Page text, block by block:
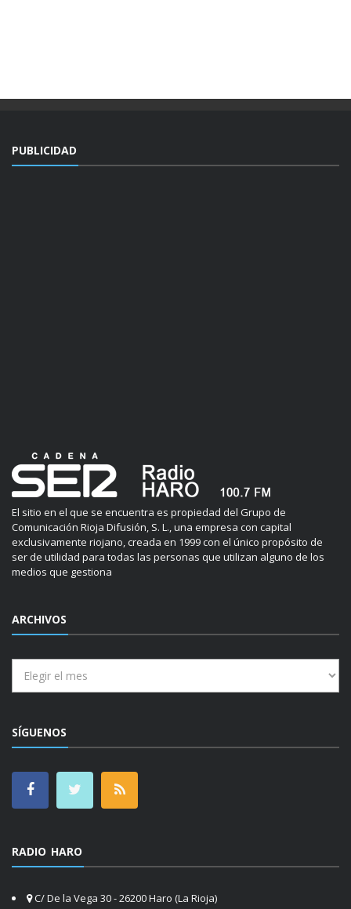
PUBLICIDAD
El sitio en el que se encuentra es propiedad del Grupo de
Comunicación Rioja Difusión, S. L., una empresa con capital
exclusivamente riojano, creada en 1999 con el único propósito de
ser de utilidad para todas las personas que utilizan alguno de los
medios que gestiona
ARCHIVOS
SÍGUENOS
RADIO HARO
C/ De la Vega 30 - 26200 Haro (La Rioja)